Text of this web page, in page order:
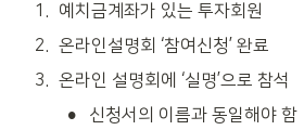
정 인원 미만인 경우, 본 행사는 진행
를 드리겠습니다. 🔹크라우디 포인트
하신 분'들께 투자에 직접 사용할 수
니다. (*유효기간 : 지급일로부터 2개
1 .
예치금계좌가 있는 투자회원
2. 온라인설명회 ‘참여신청’ 완료
3. 온라인 설명회에 ‘실명’으로 참석
• 신청서의 이름과 동일해야 함